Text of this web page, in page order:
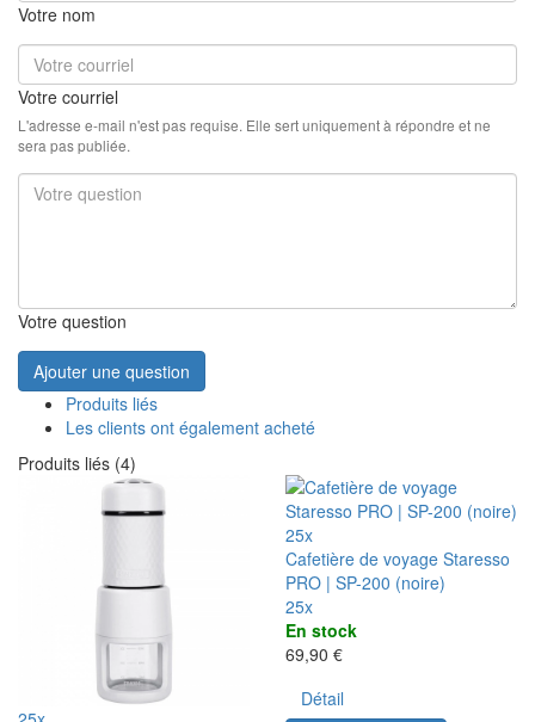
Votre nom
Votre courriel
L'adresse e-mail n'est pas requise. Elle sert uniquement à répondre et ne
sera pas publiée.
Votre question
Ajouter une question
Produits liés
Les clients ont également acheté
Produits liés (4)
25x
Cafetière de voyage Staresso
PRO | SP-200 (noire)
25x
En stock
69,90 €
Détail